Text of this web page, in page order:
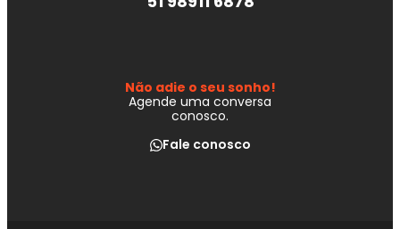
Não adie o seu sonho!
Agende uma conversa
conosco.
Fale conosco